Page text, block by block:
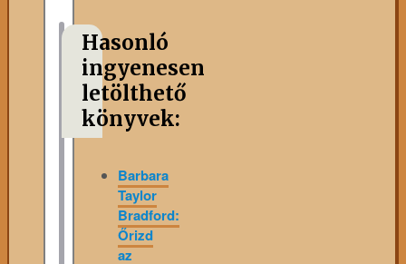
Hasonló
ingyenesen
letölthető
könyvek:
Barbara
Taylor
Bradford:
Őrizd
az